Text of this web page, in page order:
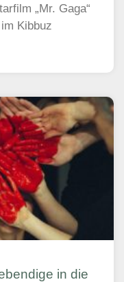
„Mr. Gaga“
Kibbuz
in die